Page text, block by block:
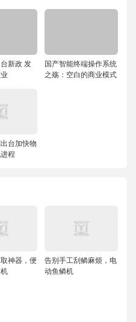
新政 发
国产智能终端操作系统
之殇：空白的商业模式
台加快物
程
神器，便
告别手工刮鳞麻烦，电
动鱼鳞机